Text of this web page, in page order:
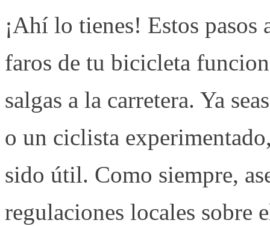
¡Ahí lo tienes! Estos pasos
faros de tu bicicleta
salgas a la carretera. Ya
o un ciclista
sido útil. Como siempre,
regulaciones locales sobre